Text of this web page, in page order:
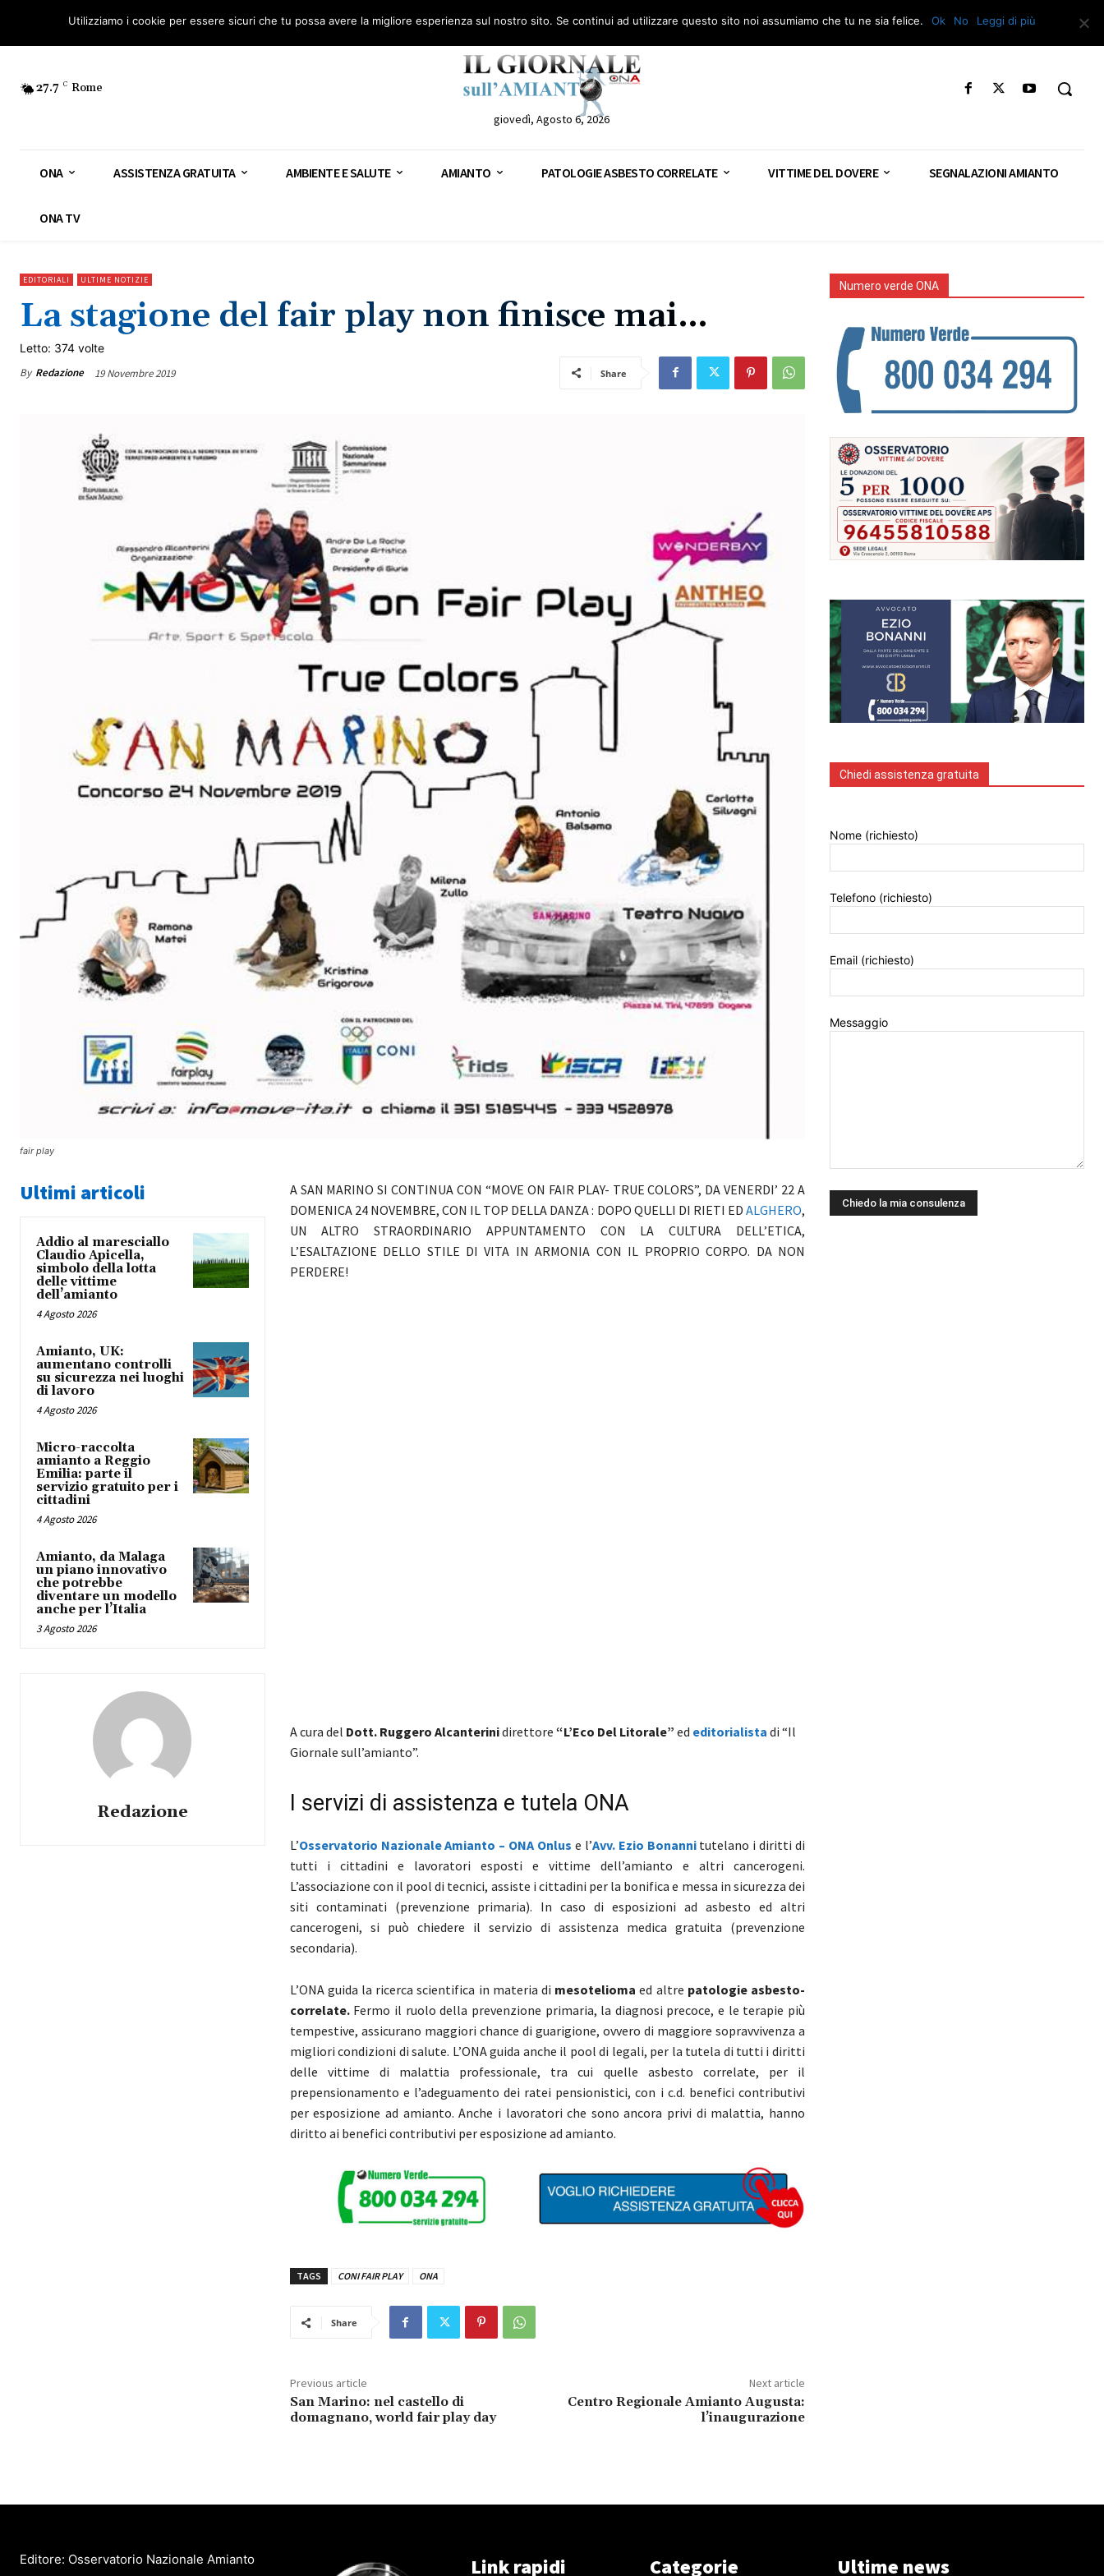
Osservatorio Nazionale Amianto: aderisci Diventa Guardia Nazionale Amianto – AGN Consulenza legale gratuita: civile, penale e lavoro Segnala – AGN Segnala – Repac
27.7 C Rome
giovedì, Agosto 6, 2026
ONA ASSISTENZA GRATUITA AMBIENTE E SALUTE AMIANTO PATOLOGIE ASBESTO CORRELATE VITTIME DEL DOVERE SEGNALAZIONI AMIANTO
ONA TV
EDITORIALI ULTIME NOTIZIE
La stagione del fair play non finisce mai…
Letto: 374 volte
By Redazione 19 Novembre 2019 Share
fair play
Ultimi articoli
Addio al maresciallo
Claudio Apicella,
simbolo della lotta
delle vittime
dell’amianto
4 Agosto 2026
Amianto, UK:
aumentano controlli
su sicurezza nei luoghi
di lavoro
4 Agosto 2026
Micro-raccolta
amianto a Reggio
Emilia: parte il
servizio gratuito per i
cittadini
4 Agosto 2026
Amianto, da Malaga
un piano innovativo
che potrebbe
diventare un modello
anche per l’Italia
3 Agosto 2026
Redazione
A SAN MARINO SI CONTINUA CON “MOVE ON FAIR PLAY- TRUE COLORS”, DA VENERDI’ 22 A
DOMENICA 24 NOVEMBRE, CON IL TOP DELLA DANZA : DOPO QUELLI DI RIETI ED ALGHERO,
UN ALTRO STRAORDINARIO APPUNTAMENTO CON LA CULTURA DELL’ETICA,
L’ESALTAZIONE DELLO STILE DI VITA IN ARMONIA CON IL PROPRIO CORPO. DA NON
PERDERE!
A cura del Dott. Ruggero Alcanterinidirettore “L’Eco Del Litorale” ed editorialista di “Il
Giornale sull’amianto”.
I servizi di assistenza e tutela ONA
L’Osservatorio Nazionale Amianto – ONA Onlus e l’Avv. Ezio Bonannitutelano i diritti di
tutti i cittadini e lavoratori esposti e vittime dell’amianto e altri cancerogeni.
L’associazione con il pool di tecnici, assiste i cittadini per la bonifica e messa in sicurezza dei
siti contaminati (prevenzione primaria). In caso di esposizioni ad asbesto ed altri
cancerogeni, si può chiedere il servizio di assistenza medica gratuita (prevenzione
secondaria).
L’ONA guida la ricerca scientifica in materia di mesoteliomaed altre patologie asbesto-
correlate. Fermo il ruolo della prevenzione primaria, la diagnosi precoce, e le terapie più
tempestive, assicurano maggiori chance di guarigione, ovvero di maggiore sopravvivenza a
migliori condizioni di salute. L’ONA guida anche il pool di legali, per la tutela di tutti i diritti
delle vittime di malattia professionale, tra cui quelle asbesto correlate, per il
prepensionamento e l’adeguamento dei ratei pensionistici, con i c.d. benefici contributivi
per esposizione ad amianto. Anche i lavoratori che sono ancora privi di malattia, hanno
diritto ai benefici contributivi per esposizione ad amianto.
TAGS CONI FAIR PLAY ONA
Share
Previous article
San Marino: nel castello di
domagnano, world fair play day
Next article
Centro Regionale Amianto Augusta:
l’inaugurazione
Numero verde ONA
Chiedi assistenza gratuita
Nome (richiesto)
Telefono (richiesto)
Email (richiesto)
Messaggio
Editore: Osservatorio Nazionale Amianto Link rapidi Categorie Ultime news
Utilizziamo i cookie per essere sicuri che tu possa avere la migliore esperienza sul nostro sito. Se continui ad utilizzare questo sito noi assumiamo che tu ne sia felice. Ok No Leggi di più